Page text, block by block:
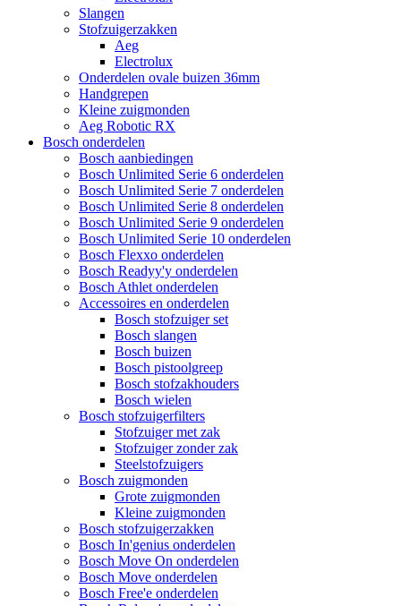
Slangen
Stofzuigerzakken
Aeg
Electrolux
Onderdelen ovale buizen 36mm
Handgrepen
Kleine zuigmonden
Aeg Robotic RX
Bosch onderdelen
Bosch aanbiedingen
Bosch Unlimited Serie 6 onderdelen
Bosch Unlimited Serie 7 onderdelen
Bosch Unlimited Serie 8 onderdelen
Bosch Unlimited Serie 9 onderdelen
Bosch Unlimited Serie 10 onderdelen
Bosch Flexxo onderdelen
Bosch Readyy'y onderdelen
Bosch Athlet onderdelen
Accessoires en onderdelen
Bosch stofzuiger set
Bosch slangen
Bosch buizen
Bosch pistoolgreep
Bosch stofzakhouders
Bosch wielen
Bosch stofzuigerfilters
Stofzuiger met zak
Stofzuiger zonder zak
Steelstofzuigers
Bosch zuigmonden
Grote zuigmonden
Kleine zuigmonden
Bosch stofzuigerzakken
Bosch In'genius onderdelen
Bosch Move On onderdelen
Bosch Move onderdelen
Bosch Free'e onderdelen